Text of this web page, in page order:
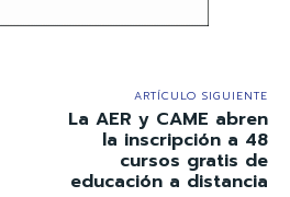
ARTÍCULO SIGUIENTE
La AER y CAME abren
la inscripción a 48
cursos gratis de
educación a distancia